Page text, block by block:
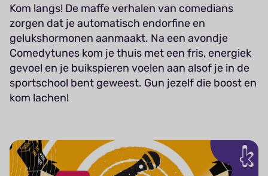
Kom langs! De maffe verhalen van comedians
zorgen dat je automatisch endorfine en
gelukshormonen aanmaakt. Na een avondje
Comedytunes kom je thuis met een fris, energiek
gevoel en je buikspieren voelen aan alsof je in de
sportschool bent geweest. Gun jezelf die boost en
kom lachen!